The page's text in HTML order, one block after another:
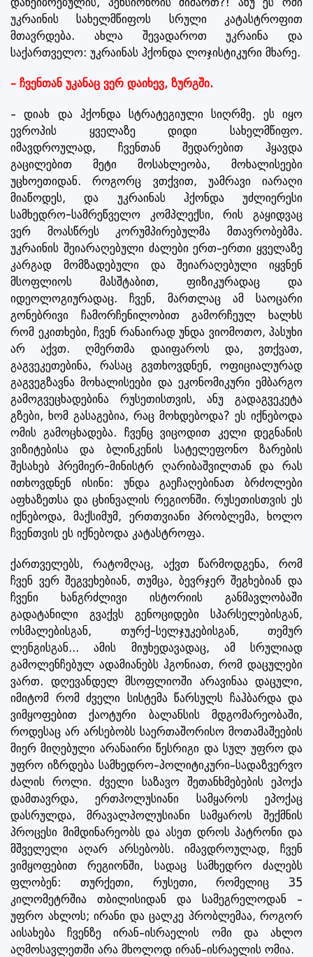
უკრაინის სახელმწიფოს სრული კატასტროფით
მთავრდება. ახლა შევადაროთ უკრაინა და
საქართველო: უკრაინას ჰქონდა ლოჯისტიკური მხარე.
– ჩვენთან უკანაც ვერ დაიხევ, ზურგში.
– დიახ და ჰქონდა სტრატეგიული სიღრმე. ეს იყო
ევროპის ყველაზე დიდი სახელმწიფო.
იმავდროულად, ჩვენთან შედარებით ჰყავდა
გაცილებით მეტი მოსახლეობა, მოხალისეები
უცხოეთიდან. როგორც ვთქვით, უამრავი იარაღი
მიაწოდეს, და უკრაინას ჰქონდა უძლიერესი
სამხედრო-სამრეწველო კომპლექსი, რის გაყიდვაც
ვერ მოასწრეს კორუმპირებულმა მთავრობებმა.
უკრაინის შეიარაღებული ძალები ერთ–ერთი ყველაზე
კარგად მომზადებული და შეიარაღებული იყვნენ
მსოფლიოს მასშტაბით, ფიზიკურადაც და
იდეოლოგიურადაც. ჩვენ, მართლაც ამ საოცარი
გონებრივი ჩამორჩენილობით გამორჩეულ ხალხს
რომ ეკითხები, ჩვენ რანაირად უნდა ვიომოთო, პასუხი
არ აქვთ. ღმერთმა დაიფაროს და, ვთქვათ,
გაგვეკეთებინა, რასაც გვთხოვდნენ, ოფიციალურად
გაგვეგზავნა მოხალისეები და ეკონომიკური ემბარგო
გამოგვეცხადებინა რუსეთისთვის, ანუ გადაგვეკეტა
გზები, ხომ გასაგებია, რაც მოხდებოდა? ეს იქნებოდა
ომის გამოცხადება. ჩვენც ვიცოდით კელი დეგნანის
ვიზიტებისა და ბლინკენის სატელეფონო ზარების
შესახებ პრემიერ-მინისტრ ღარიბაშვილთან და რას
ითხოვდნენ ისინი: უნდა გაეჩაღებინათ ბრძოლები
აფხაზეთსა და ცხინვალის რეგიონში. რუსეთისთვის ეს
იქნებოდა, მაქსიმუმ, ერთთვიანი პრობლემა, ხოლო
ჩვენთვის ეს იქნებოდა კატასტროფა.
ქართველებს, რატომღაც, აქვთ წარმოდგენა, რომ
ჩვენ ვერ შეგვეხებიან, თუმცა, ბევრჯერ შეგხებიან და
ჩვენი ხანგრძლივი ისტორიის განმავლობაში
გადატანილი გვაქვს გენოციდები სპარსელებისგან,
ოსმალებისგან, თურქ-სელჯუკებისგან, თემურ
ლენგისგან... ამის მიუხედავადაც, ამ სრულიად
გამოლენჩებულ ადამიანებს ჰგონიათ, რომ დაცულები
ვართ. დღევანდელ მსოფლიოში არავინაა დაცული,
იმიტომ რომ ძველი სისტემა წარსულს ჩაჰბარდა და
ვიმყოფებით ქაოტური ბალანსის მდგომარეობაში,
როდესაც არ არსებობს საერთაშორისო მოთამაშეების
მიერ მიღებული არანაირი წესრიგი და სულ უფრო და
უფრო იზრდება სამხედრო–პოლიტიკური–სადაზვერვო
ძალის როლი. ძველი საზავო შეთანხმებების ეპოქა
დამთავრდა, ერთპოლუსიანი სამყაროს ეპოქაც
დასრულდა, მრავალპოლუსიანი სამყაროს შექმნის
პროცესი მიმდინარეობს და ასეთ დროს პატრონი და
მშველელი აღარ არსებობს. იმავდროულად, ჩვენ
ვიმყოფებით რეგიონში, სადაც სამხედრო ძალებს
ფლობენ: თურქეთი, რუსეთი, რომელიც 35
კილომეტრშია თბილისიდან და სამეგრელოდან –
უფრო ახლოს; ირანი და ცალკე პრობლემაა, როგორ
აისახება ჩვენზე ირან–ისრაელის ომი და ახლო
აღმოსავლეთში არა მხოლოდ ირან–ისრაელის ომია.